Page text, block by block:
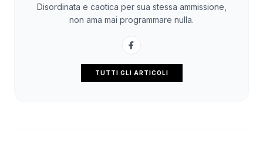
Disordinata e caotica per sua stessa ammissione,
non ama mai programmare nulla.
TUTTI GLI ARTICOLI